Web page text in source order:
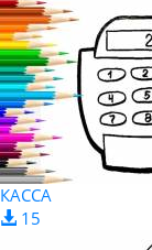
КАССА
15